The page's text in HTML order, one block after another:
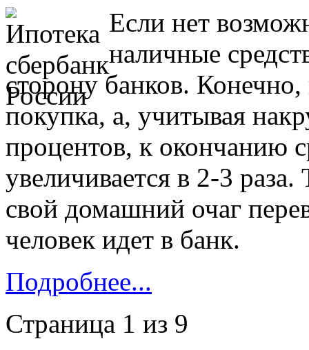
Если нет
наличные
сторону банков. Конечно,
покупка, а, учитывая
процентов, к окончанию
увеличивается в 2-3
свой домашний очаг
человек идет в банк.
Подробнее...
Страница 1 из 9